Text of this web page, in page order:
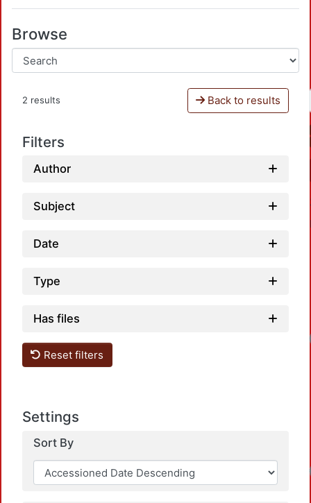
Browse
2 results Back to results
Filters
Author
Subject
Date
Type
Has files
Reset filters
Settings
Sort By